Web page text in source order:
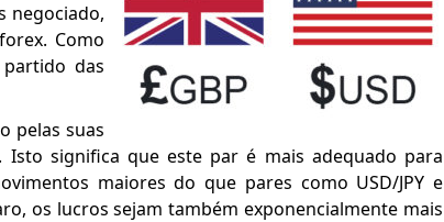
negociado,
Como
das
pelas suas
Isto significa que este par é mais adequado para
maiores do que pares como USD/JPY e
os lucros sejam também exponencialmente mais